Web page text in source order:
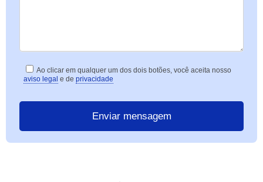
Ao clicar em qualquer um dos dois botões, você aceita nosso
aviso legal e de privacidade